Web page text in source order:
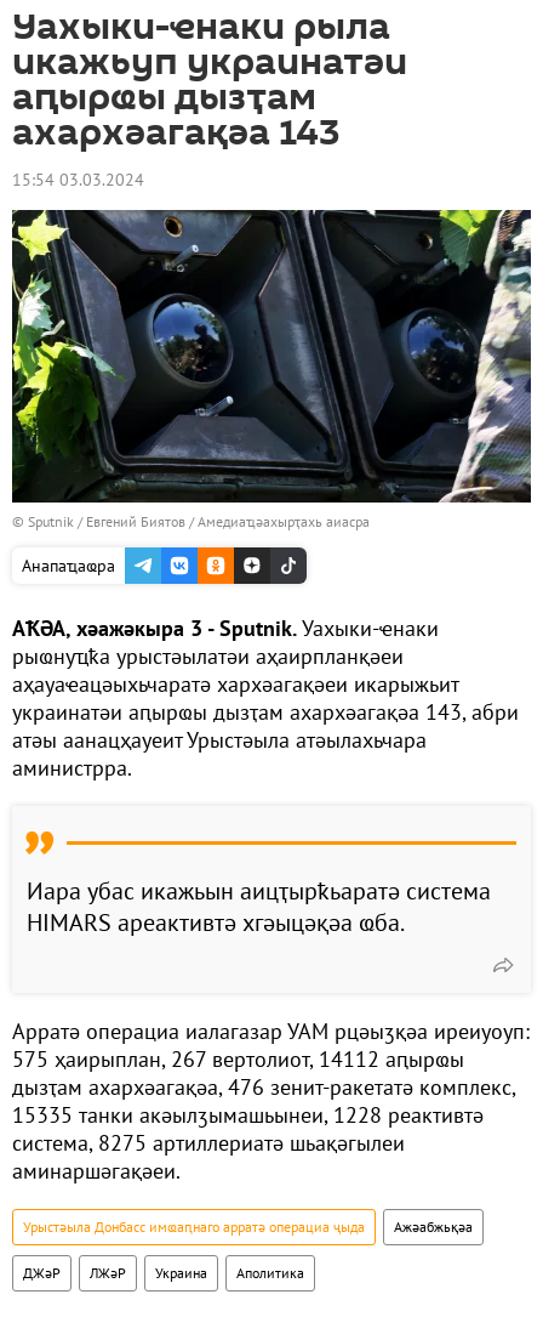
Уахыки-ҽнаки рыла
икажьуп украинатәи
аԥырҩы дызҭам
ахархәагақәа 143
15:54 03.03.2024
© Sputnik / Евгений Биятов /Амедиаҵәахырҭахь аиасра
Анапаҵаҩра
АҞӘА, хәажәкыра 3 - Sputnik.Уахыки-ҽнаки
рыҩнуҵҟа урыстәылатәи аҳаирпланқәеи
аҳауаҽацәыхьчаратә хархәагақәеи икарыжьит
украинатәи аԥырҩы дызҭам ахархәагақәа 143, абри
атәы аанацҳауеит Урыстәыла атәылахьчара
аминистрра.
Иара убас икажьын аицҭырҟьаратә система
HIMARS ареактивтә хгәыцәқәа ҩба.
Арратә операциа иалагазар УАМ рцәыӡқәа иреиуоуп:
575 ҳаирыплан, 267 вертолиот, 14112 аԥырҩы
дызҭам ахархәагақәа, 476 зенит-ракетатә комплекс,
15335 танки акәылӡымашьынеи, 1228 реактивтә
система, 8275 артиллериатә шьақәгылеи
аминаршәгақәеи.
Урыстәыла Донбасс имҩаԥнаго арратә операциа ҷыда Ажәабжьқәа
ДЖәР ЛЖәР Украина Аполитика